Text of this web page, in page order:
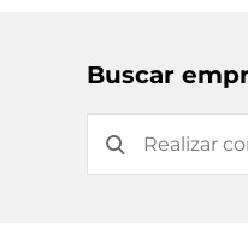
Buscar